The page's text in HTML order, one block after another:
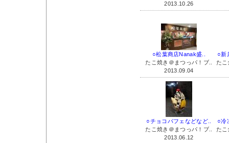
2013.10.26
○松葉商店Nanak盛..
たこ焼き＠まつっパ！ブ..
2013.09.04
○新
たこ
○チョコパフェなどなど..
たこ焼き＠まつっパ！ブ..
2013.06.12
○冷
たこ